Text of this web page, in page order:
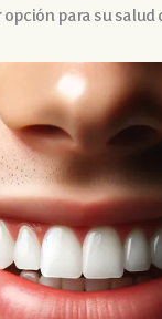
opción para su salud